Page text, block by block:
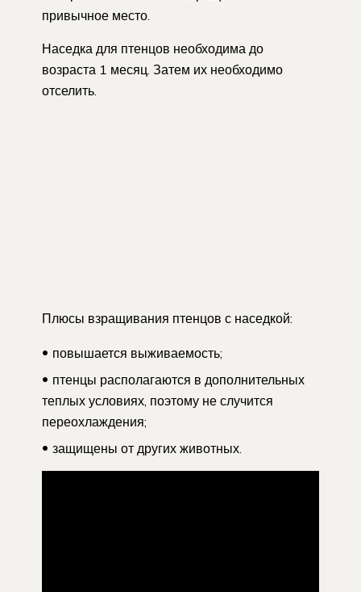
привычное место.
Наседка для птенцов необходима до
возраста 1 месяц. Затем их необходимо
отселить.
Плюсы взращивания птенцов с наседкой:
повышается выживаемость;
птенцы располагаются в дополнительных
теплых условиях, поэтому не случится
переохлаждения;
защищены от других животных.